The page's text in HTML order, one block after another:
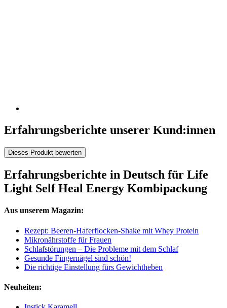
Erfahrungsberichte unserer Kund:innen
Dieses Produkt bewerten
Erfahrungsberichte in Deutsch für Life
Light Self Heal Energy Kombipackung
Aus unserem Magazin:
Rezept: Beeren-Haferflocken-Shake mit Whey Protein
Mikronährstoffe für Frauen
Schlafstörungen – Die Probleme mit dem Schlaf
Gesunde Fingernägel sind schön!
Die richtige Einstellung fürs Gewichtheben
Neuheiten: